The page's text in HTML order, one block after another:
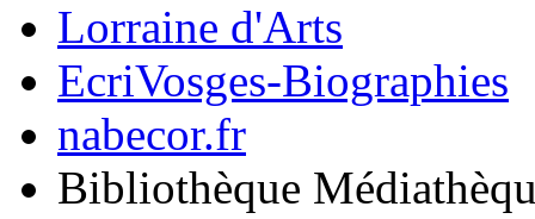
Lorraine d'Arts
EcriVosges-Biographies
nabecor.fr
Bibliothèque